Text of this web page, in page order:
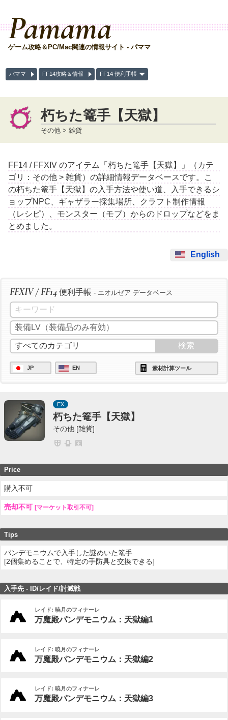
Pamama
ゲーム攻略＆PC/Mac関連の情報サイト - パママ
パママ FF14攻略＆情報 FF14 便利手帳
朽ちた篭手【天獄】
その他 > 雑貨
FF14 / FFXIV のアイテム「朽ちた篭手【天獄】」（カテ
ゴリ：その他 > 雑貨）の詳細情報データベースです。こ
の朽ちた篭手【天獄】の入手方法や使い道、入手できるシ
ョップNPC、ギャザラー採集場所、クラフト制作情報
（レシピ）、モンスター（モブ）からのドロップなどをま
とめました。
English
FFXIV / FF14 便利手帳 - エオルゼア データベース
JP EN 素材計算ツール
EX
朽ちた篭手【天獄】
その他 [雑貨]
Price
購入不可
売却不可 [マーケット取引不可]
Tips
パンデモニウムで入手した謎めいた篭手
[2個集めることで、特定の手防具と交換できる]
入手先 - ID/レイド/討滅戦
レイド: 暁月のフィナーレ
万魔殿パンデモニウム：天獄編1
レイド: 暁月のフィナーレ
万魔殿パンデモニウム：天獄編2
レイド: 暁月のフィナーレ
万魔殿パンデモニウム：天獄編3